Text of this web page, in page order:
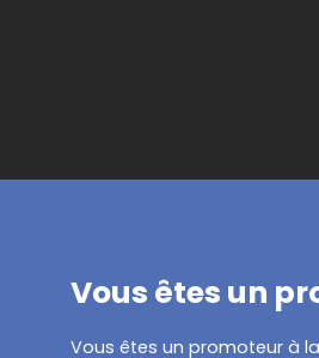
Vous êtes un
Vous êtes un promoteur à